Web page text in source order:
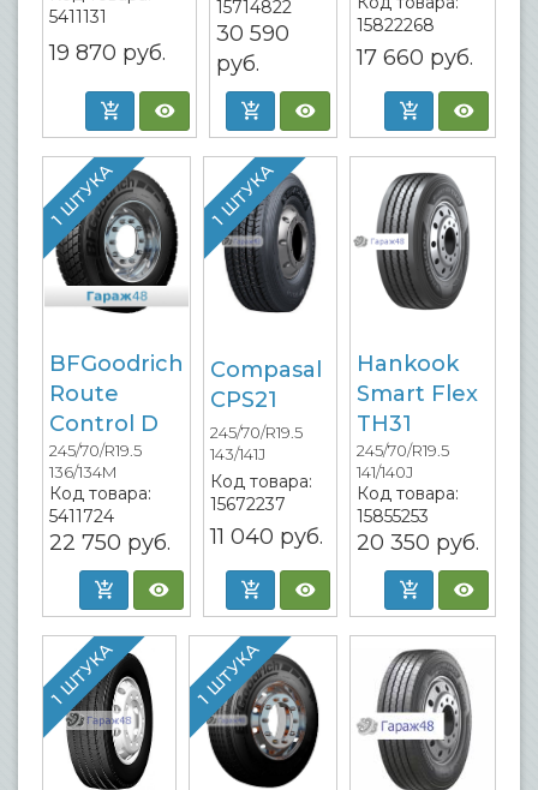
5411131
19 870 руб.
15714822
30 590
руб.
15822268
17 660 руб.
1 ШТУКА
BFGoodrich
Route
Control D
245/70/R19.5
136/134M
Код товара:
5411724
22 750 руб.
1 ШТУКА
Compasal
CPS21
245/70/R19.5
143/141J
Код товара:
15672237
11 040 руб.
Hankook
Smart Flex
TH31
245/70/R19.5
141/140J
Код товара:
15855253
20 350 руб.
1 ШТУКА 1 ШТУКА